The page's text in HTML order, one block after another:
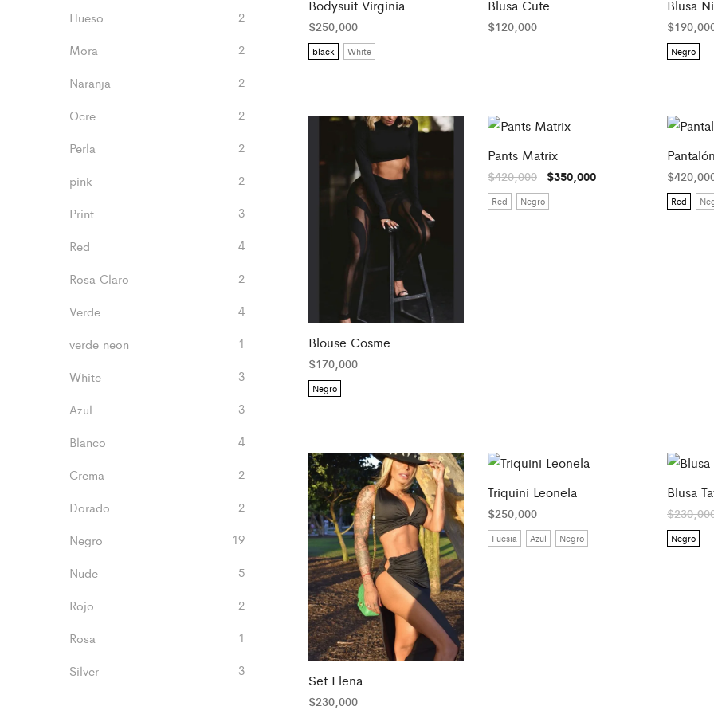
Bodysuit Virginia
$250,000
black White
Blusa Cute
$120,000
Blusa
$
Negro
Blouse Cosme
$170,000
Negro
Pants Matrix
$420,000 El
precio
original
era:
$350,000El
Red Negro
$
Red
Set Elena
$230,000
Triquini Leonela
$250,000
Fucsia Azul Negro
Blusa
$
Negro
Hueso
2
Mora
2
Naranja
2
Ocre
2
Perla
2
pink
2
Print
3
Red
4
Rosa Claro
2
Verde
4
verde neon
1
White
3
Azul
3
Blanco
4
Crema
2
Dorado
2
Negro
19
Nude
5
Rojo
2
Rosa
1
Silver
3